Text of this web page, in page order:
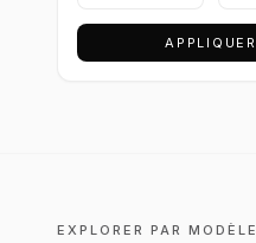
APPLIQUER
EXPLORER PAR MODÈLE